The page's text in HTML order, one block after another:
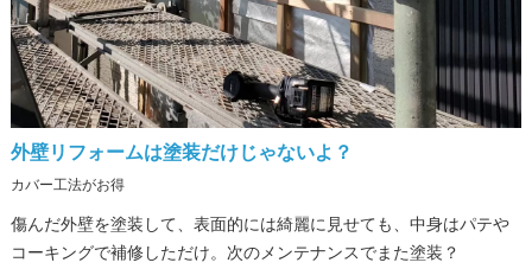
外壁リフォームは塗装だけじゃないよ？
カバー工法がお得
傷んだ外壁を塗装して、表面的には綺麗に見せても、中身はパテや
コーキングで補修しただけ。次のメンテナンスでまた塗装？